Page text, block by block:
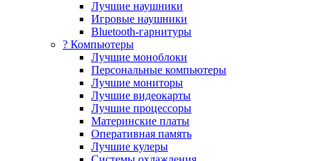
Лучшие наушники
Игровые наушники
Bluetooth-гарнитуры
?️ Компьютеры
Лучшие моноблоки
Персональные компьютеры
Лучшие мониторы
Лучшие видеокарты
Лучшие процессоры
Материнские платы
Оперативная память
Лучшие кулеры